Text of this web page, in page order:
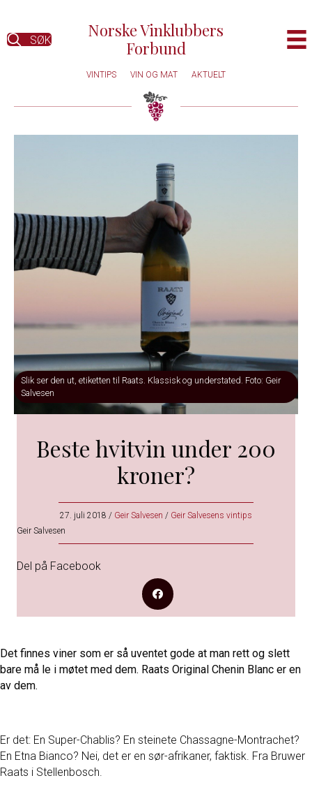
SØK
Norske Vinklubbers
Forbund
VINTIPS VIN OG MAT AKTUELT
Slik ser den ut, etiketten til Raats. Klassisk og understated. Foto: Geir
Salvesen
Beste hvitvin under 200
kroner?
27. juli 2018 / Geir Salvesen / Geir Salvesens vintips
Geir Salvesen
Del på Facebook
Det finnes viner som er så uventet gode at man rett og slett
bare må le i møtet med dem. Raats Original Chenin Blanc er en
av dem.
Er det: En Super-Chablis? En steinete Chassagne-Montrachet?
En Etna Bianco? Nei, det er en sør-afrikaner, faktisk. Fra Bruwer
Raats i Stellenbosch.